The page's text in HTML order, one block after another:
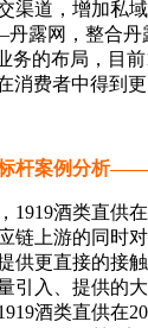
渠道，增加私
露网，整合丹
务的布局，目
消费者中得到更
杆案例分析
酒类直供在
链上游的同时
供更直接的接
引入、提供的
酒类直供在